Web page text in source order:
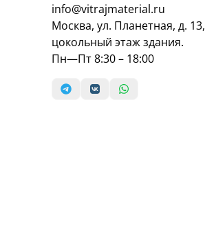
info@vitrajmaterial.ru
Москва, ул. Планетная, д. 13,
цокольный этаж здания.
Пн—Пт 8:30 – 18:00